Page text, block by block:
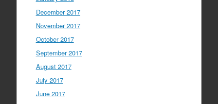
December 2017
November 2017
October 2017
September 2017
August 2017
July 2017
June 2017